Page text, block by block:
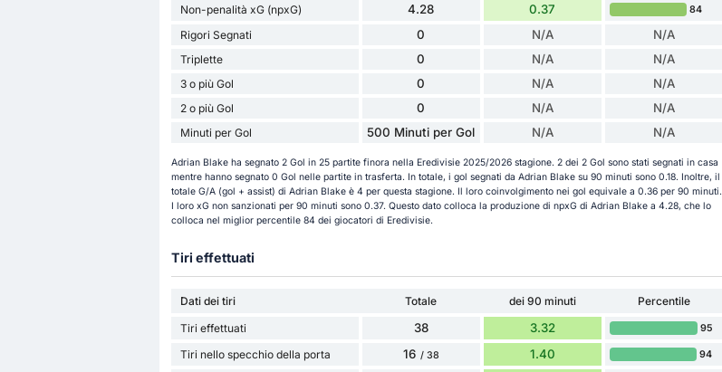
Non-penalità xG (npxG) 4.28 0.37 84
Rigori Segnati 0 N/A N/A
Triplette 0 N/A N/A
3 o più Gol 0 N/A N/A
2 o più Gol 0 N/A N/A
Minuti per Gol 500 Minuti per Gol N/A N/A
Adrian Blake ha segnato 2 Gol in 25 partite finora nella Eredivisie 2025/2026 stagione. 2 dei 2 Gol sono stati segnati in casa
mentre hanno segnato 0 Gol nelle partite in trasferta. In totale, i gol segnati da Adrian Blake su 90 minuti sono 0.18. Inoltre, il
totale G/A (gol + assist) di Adrian Blake è 4 per questa stagione. Il loro coinvolgimento nei gol equivale a 0.36 per 90 minuti.
I loro xG non sanzionati per 90 minuti sono 0.37. Questo dato colloca la produzione di npxG di Adrian Blake a 4.28, che lo
colloca nel miglior percentile 84 dei giocatori di Eredivisie.
Tiri effettuati
Dati dei tiri Totale dei 90 minuti
Percentile
Tiri effettuati
38 3.32 95
Tiri nello specchio della porta 16 / 38 1.40 94